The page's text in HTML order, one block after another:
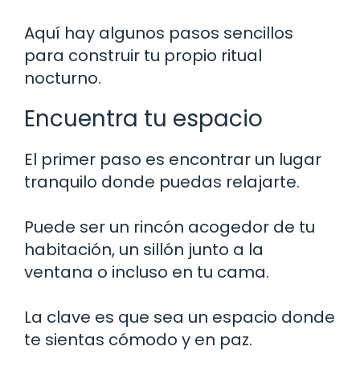
Aquí hay algunos pasos sencillos
para construir tu propio ritual
nocturno.
Encuentra tu espacio
El primer paso es encontrar un lugar
tranquilo donde puedas relajarte.
Puede ser un rincón acogedor de tu
habitación, un sillón junto a la
ventana o incluso en tu cama.
La clave es que sea un espacio donde
te sientas cómodo y en paz.